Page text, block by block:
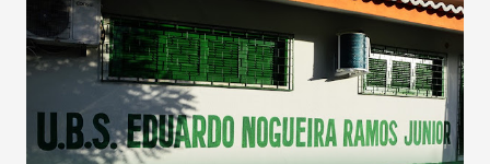
para: Whatsapp: 9 9800 1449 Telefone: 3342.3577 Ouvidoria:
http://bit.ly/2xefF7y Leia também: Canoa Quebrada e
Redonda são atingidas pela mancha de óleo